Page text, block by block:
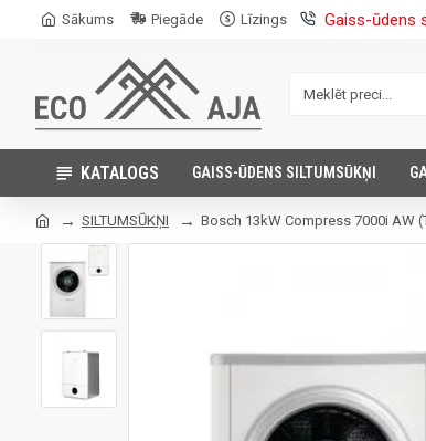
Sākums Piegāde Līzings Gaiss-ūdens
KATALOGS GAISS-ŪDENS SILTUMSŪKŅI
SILTUMSŪKŅI Bosch 13kW Compress 7000i AW